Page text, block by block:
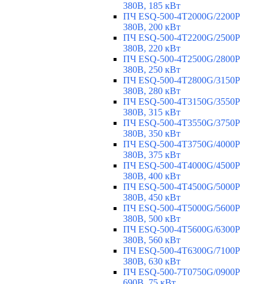
380В, 185 кВт
ПЧ ESQ-500-4T2000G/2200P
380В, 200 кВт
ПЧ ESQ-500-4T2200G/2500P
380В, 220 кВт
ПЧ ESQ-500-4T2500G/2800P
380В, 250 кВт
ПЧ ESQ-500-4T2800G/3150P
380В, 280 кВт
ПЧ ESQ-500-4T3150G/3550P
380В, 315 кВт
ПЧ ESQ-500-4T3550G/3750P
380В, 350 кВт
ПЧ ESQ-500-4T3750G/4000P
380В, 375 кВт
ПЧ ESQ-500-4T4000G/4500P
380В, 400 кВт
ПЧ ESQ-500-4T4500G/5000P
380В, 450 кВт
ПЧ ESQ-500-4T5000G/5600P
380В, 500 кВт
ПЧ ESQ-500-4T5600G/6300P
380В, 560 кВт
ПЧ ESQ-500-4T6300G/7100P
380В, 630 кВт
ПЧ ESQ-500-7T0750G/0900P